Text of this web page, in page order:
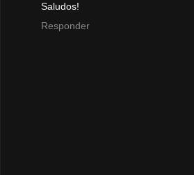
Saludos!
Responder